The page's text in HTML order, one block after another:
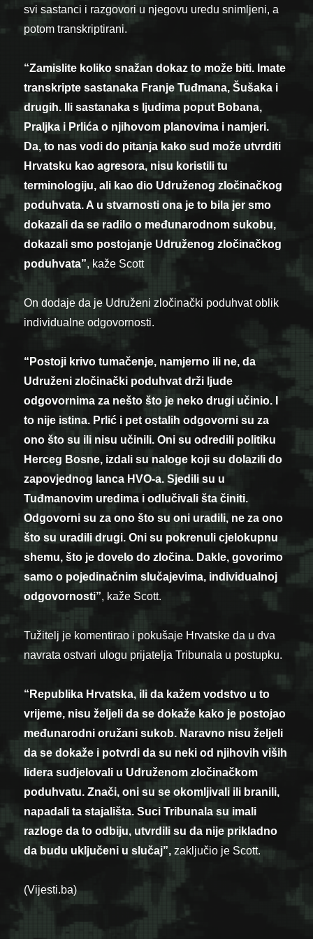
svi sastanci i razgovori u njegovu uredu snimljeni, a
potom transkriptirani.
“Zamislite koliko snažan dokaz to može biti. Imate
transkripte sastanaka Franje Tuđmana, Šušaka i
drugih. Ili sastanaka s ljudima poput Bobana,
Praljka i Prlića o njihovom planovima i namjeri.
Da, to nas vodi do pitanja kako sud može utvrditi
Hrvatsku kao agresora, nisu koristili tu
terminologiju, ali kao dio Udruženog zločinačkog
poduhvata. A u stvarnosti ona je to bila jer smo
dokazali da se radilo o međunarodnom sukobu,
dokazali smo postojanje Udruženog zločinačkog
poduhvata”, kaže Scott
On dodaje da je Udruženi zločinački poduhvat oblik
individualne odgovornosti.
“Postoji krivo tumačenje, namjerno ili ne, da
Udruženi zločinački poduhvat drži ljude
odgovornima za nešto što je neko drugi učinio. I
to nije istina. Prlić i pet ostalih odgovorni su za
ono što su ili nisu učinili. Oni su odredili politiku
Herceg Bosne, izdali su naloge koji su dolazili do
zapovjednog lanca HVO-a. Sjedili su u
Tuđmanovim uredima i odlučivali šta činiti.
Odgovorni su za ono što su oni uradili, ne za ono
što su uradili drugi. Oni su pokrenuli cjelokupnu
shemu, što je dovelo do zločina. Dakle, govorimo
samo o pojedinačnim slučajevima, individualnoj
odgovornosti”, kaže Scott.
Tužitelj je komentirao i pokušaje Hrvatske da u dva
navrata ostvari ulogu prijatelja Tribunala u postupku.
“Republika Hrvatska, ili da kažem vodstvo u to
vrijeme, nisu željeli da se dokaže kako je postojao
međunarodni oružani sukob. Naravno nisu željeli
da se dokaže i potvrdi da su neki od njihovih viših
lidera sudjelovali u Udruženom zločinačkom
poduhvatu. Znači, oni su se okomljivali ili branili,
napadali ta stajališta. Suci Tribunala su imali
razloge da to odbiju, utvrdili su da nije prikladno
da budu uključeni u slučaj”, zaključio je Scott.
(Vijesti.ba)